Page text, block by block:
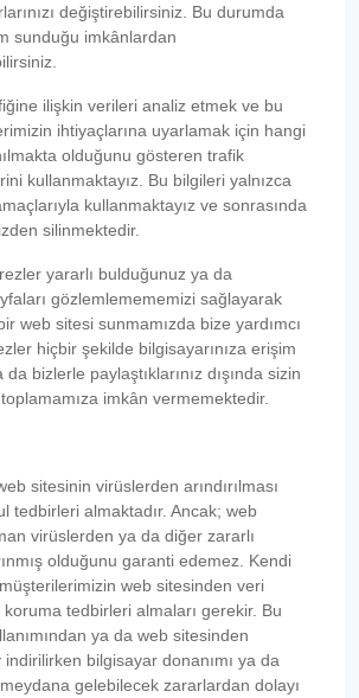
değiştirebilirsiniz. Bu durumda
sunduğu imkânlardan
ilişkin verileri analiz etmek ve bu
ihtiyaçlarına uyarlamak için hangi
olduğunu gösteren trafik
kullanmaktayız. Bu bilgileri yalnızca
kullanmaktayız ve sonrasında
silinmektedir.
yararlı bulduğunuz ya da
gözlemlemememizi sağlayarak
web sitesi sunmamızda bize yardımcı
hiçbir şekilde bilgisayarınıza erişim
bizlerle paylaştıklarınız dışında sizin
toplamamıza imkân vermemektedir.
sitesinin virüslerden arındırılması
tedbirleri almaktadır. Ancak; web
virüslerden ya da diğer zararlı
olduğunu garanti edemez. Kendi
web sitesinden veri
tedbirleri almaları gerekir. Bu
ya da web sitesinden
bilgisayar donanımı ya da
gelebilecek zararlardan dolayı